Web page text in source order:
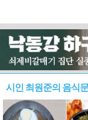
시인 최원준의 음식